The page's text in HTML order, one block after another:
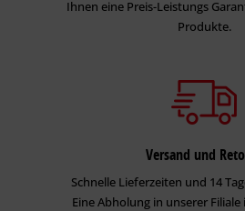
Ihnen eine Preis-Leistungs
Produkte.
Versand und
Schnelle Lieferzeiten und 14
Eine Abholung in unserer